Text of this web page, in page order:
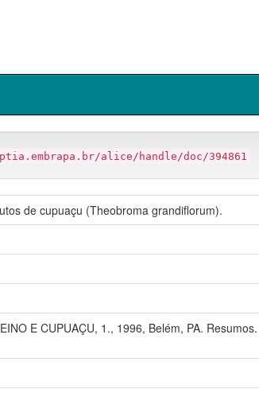
alice/handle/doc/394861
de cupuaçu (Theobroma grandiflorum).
E CUPUAÇU, 1., 1996, Belém, PA.